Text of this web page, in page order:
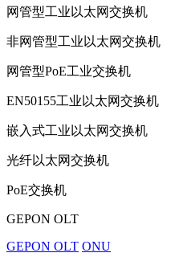
网管型工业以太网交换机
非网管型工业以太网交换机
网管型PoE工业交换机
EN50155工业以太网交换机
嵌入式工业以太网交换机
光纤以太网交换机
PoE交换机
GEPON OLT
GEPON OLT ONU